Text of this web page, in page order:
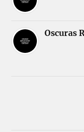
Oscuras